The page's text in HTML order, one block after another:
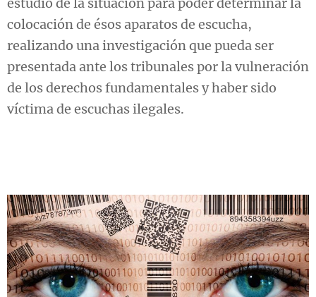
colocación de ésos aparatos de escucha,
realizando una investigación que pueda ser
presentada ante los tribunales por la vulneración
de los derechos fundamentales y haber sido
víctima de escuchas ilegales.